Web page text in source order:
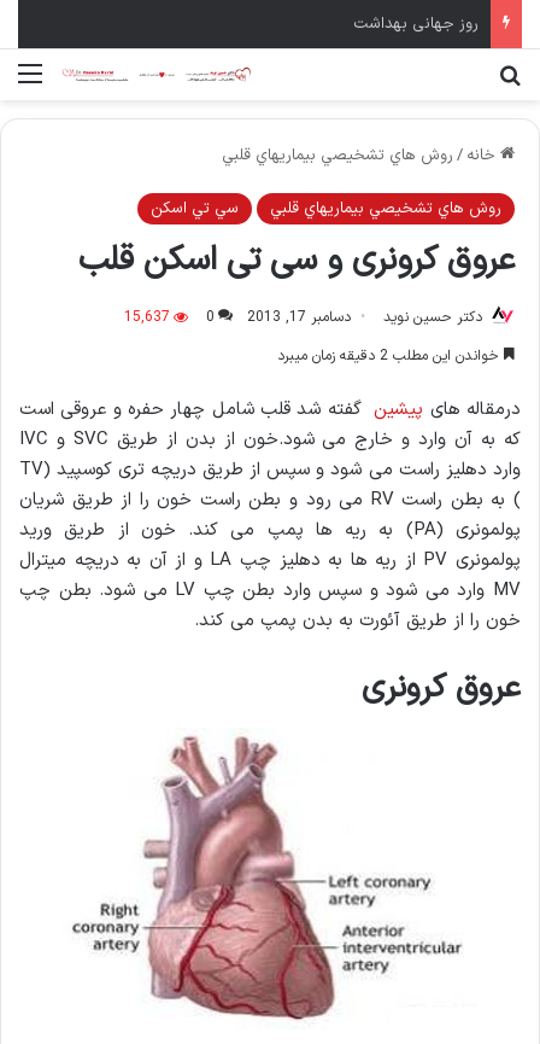
روز جهانی بهداشت
خانه / روش هاي تشخيصي بيماريهاي قلبي
روش هاي تشخيصي بيماريهاي قلبي سي تي اسكن
عروق کرونری و سی تی اسکن قلب
دکتر حسین نوید دسامبر 17, 2013 0
15,637
خواندن این مطلب 2 دقیقه زمان میبرد
درمقاله های پیشینگفته شد قلب شامل چهار حفره و عروقی است
که به آن وارد و خارج می شود.خون از بدن از طریق SVC و IVC
وارد دهلیز راست می شود و سپس از طریق دریچه تری کوسپید (TV
) به بطن راست RV می رود و بطن راست خون را از طریق شریان
پولمونری (PA) به ریه ها پمپ می کند. خون از طریق ورید
پولمونری PV از ریه ها به دهلیز چپ LA و از آن به دریچه میترال
MV وارد می شود و سپس وارد بطن چپ LV می شود. بطن چپ
خون را از طریق آئورت به بدن پمپ می کند.
عروق کرونری